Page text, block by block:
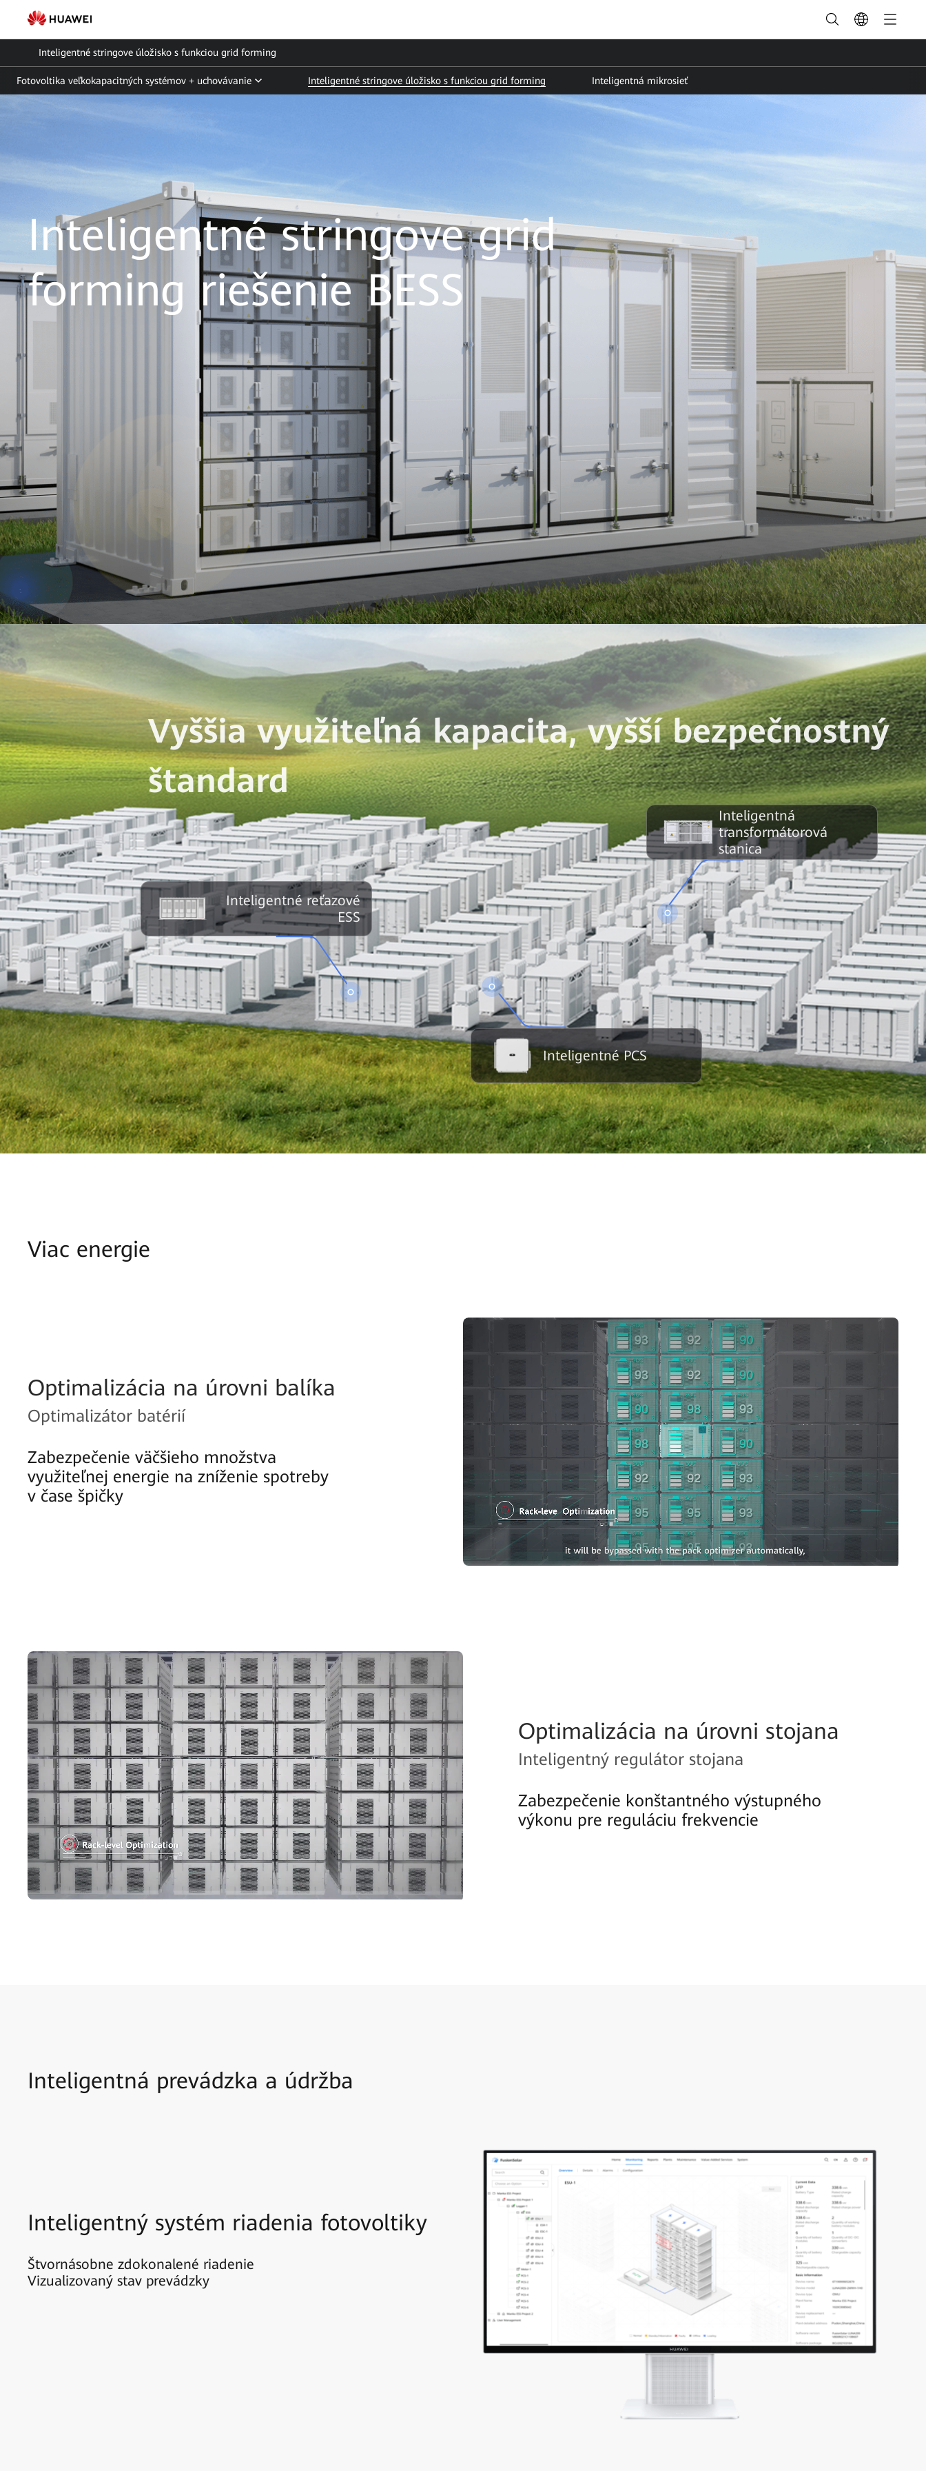
Riešenia
na
skladovanie
energie
reťazec
|
FusionSolar
Slovensko
Inteligentné stringove úložisko s funkciou grid forming
Fotovoltika veľkokapacitných systémov + uchovávanie Inteligentné stringove úložisko s funkciou grid forming Inteligentná mikrosieť
Inteligentné stringove grid
forming riešenie BESS
Vyššia využiteľná kapacita, vyšší bezpečnostný
štandard
Inteligentné reťazové
ESS
Inteligentné PCS
Inteligentná
transformátorová
stanica
Viac energie
Optimalizácia na úrovni balíka
Optimalizátor batérií
Zabezpečenie väčšieho množstva
využiteľnej energie na zníženie spotreby
v čase špičky
Optimalizácia na úrovni stojana
Inteligentný regulátor stojana
Zabezpečenie konštantného výstupného
výkonu pre reguláciu frekvencie
Inteligentná prevádzka a údržba
Inteligentný systém riadenia fotovoltiky
Štvornásobne zdokonalené riadenie
Vizualizovaný stav prevádzky